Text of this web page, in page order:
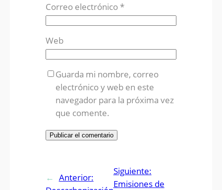
Correo electrónico*
Web
Guarda mi nombre, correo
electrónico y web en este
navegador para la próxima vez
que comente.
← Anterior:
Siguiente:
Emisiones de